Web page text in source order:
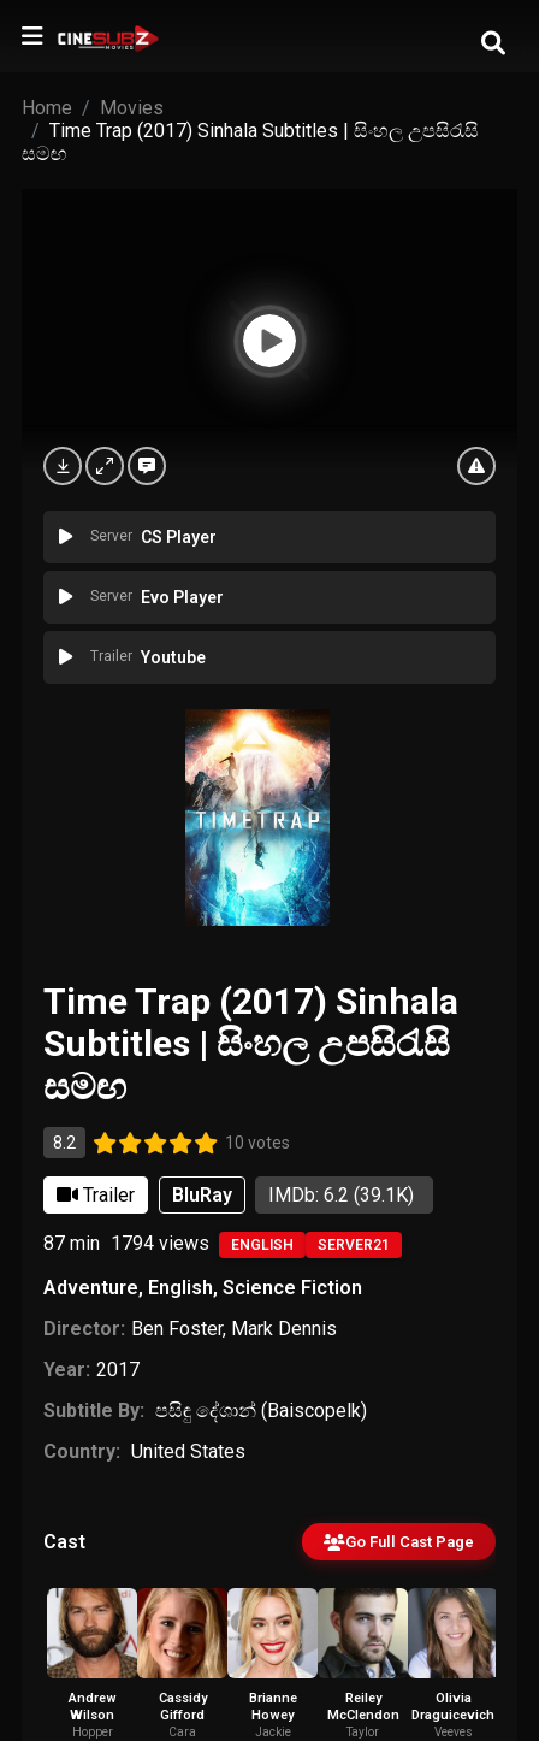
Home
Movies
Time Trap (2017) Sinhala Subtitles | සිංහල උපසිරැසි
සමඟ
Server CS Player
Server Evo Player
Trailer Youtube
Time Trap (2017) Sinhala
Subtitles | සිංහල උපසිරැසි
සමඟ
8.2 10 votes
Trailer BluRay IMDb: 6.2(39.1K)
87 min 1794views ENGLISH SERVER21
Adventure, English,Science Fiction
Director: Ben Foster, Mark Dennis
Year: 2017
Subtitle By: පසිඳු දේශාන් (Baiscopelk)
Country: United States
Cast Go Full Cast Page
Andrew
Wilson
Hopper
Cassidy
Gifford
Cara
Brianne
Howey
Jackie
Reiley
McClendon
Taylor
Olivia
Draguicevich
Veeves